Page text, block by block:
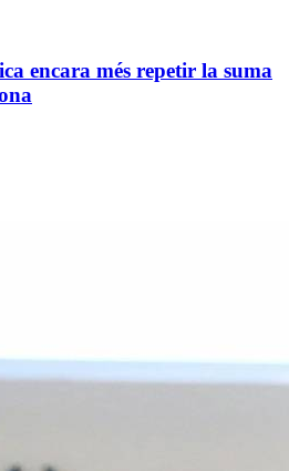
encara més repetir la suma